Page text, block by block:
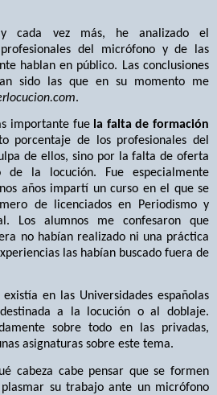
cada vez más, he analizado el
del micrófono y de las
hablan en público. Las conclusiones
sido las que en su momento me
.
importante fue la falta de formación
porcentaje de los profesionales del
de ellos, sino por la falta de oferta
la locución. Fue especialmente
años impartí un curso en el que se
de licenciados en Periodismo y
Los alumnos me confesaron que
no habían realizado ni una práctica
las habían buscado fuera de
en las Universidades españolas
a la locución o al doblaje.
sobre todo en las privadas,
asignaturas sobre este tema.
cabeza cabe pensar que se formen
su trabajo ante un micrófono